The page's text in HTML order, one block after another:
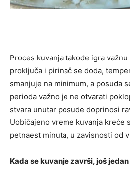
Proces kuvanja takođe igra
proključa i pirinač se doda,
smanjuje na minimum, a posuda
perioda važno je ne otvarati
stvara unutar posude doprinosi
Uobičajeno vreme kuvanja kreće
petnaest minuta, u zavisnosti od
Kada se kuvanje završi, još